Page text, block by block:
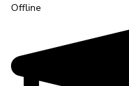
Offline